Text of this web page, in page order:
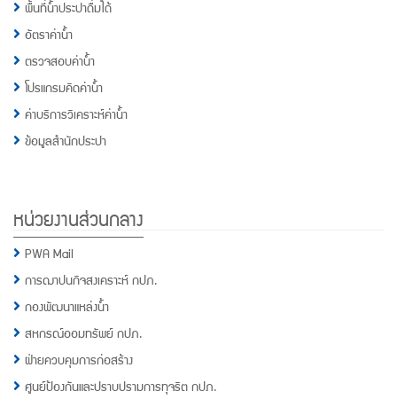
พื้นที่น้ำประปาดื่มได้
อัตราค่าน้ำ
ตรวจสอบค่าน้ำ
โปรแกรมคิดค่าน้ำ
ค่าบริการวิเคราะห์ค่าน้ำ
ข้อมูลสำนักประปา
หน่วยงานส่วนกลาง
PWA Mail
การฌาปนกิจสงเคราะห์ กปภ.
กองพัฒนาแหล่งน้ำ
สหกรณ์ออมทรัพย์ กปภ.
ฝ่ายควบคุมการก่อสร้าง
ศูนย์ป้องกันและปราบปรามการทุจริต กปภ.